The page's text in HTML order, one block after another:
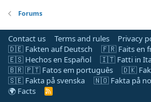
Forums
Contact us Terms and rules Privacy
🇩🇪 Fakten auf Deutsch
🇫🇷 Faits en
🇪🇸 Hechos en Español
🇮🇹 Fatti in
🇧🇷 🇵🇹 Fatos em português
🇩🇰
🇸🇪 Fakta på svenska
🇳🇴 Fakta på
🌍 Facts
R